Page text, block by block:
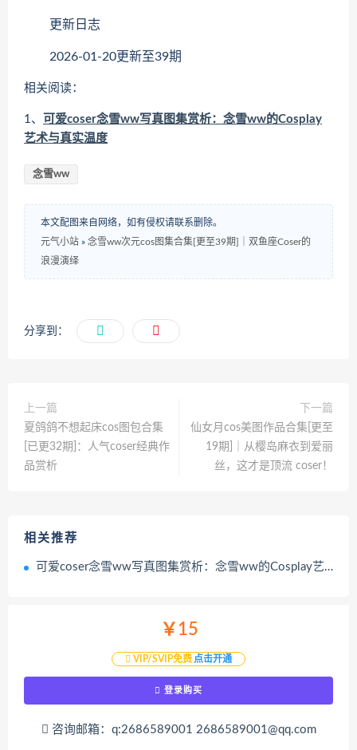
更新日志
2026-01-20更新至39期
相关阅读：
1、 可爱coser念雪ww写真图集赏析：念雪ww的Cosplay
艺术与真实温度
念雪ww
本文配图来自网络，如有侵权请联系删除。
元气小站 » 念雪ww次元cos图集合集[更至39期]｜双鱼座Coser的
浪漫演绎
分享到：
上一篇
夏鸽鸽不想起床cos图包合集
[已更32期]：人气coser经典作
品赏析
下一篇
仙女月cos美图作品合集[更至
19期]｜从樱岛麻衣到爱丽
丝，这才是顶流 coser！
相关推荐
可爱coser念雪ww写真图集赏析：念雪ww的Cosplay艺术与真实温度
￥15
VIP/SVIP免费 点击开通
登录购买
咨询邮箱：q:2686589001 2686589001@qq.com